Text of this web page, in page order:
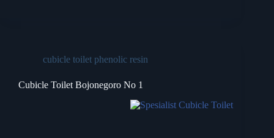
cubicle toilet phenolic resin
Cubicle Toilet Bojonegoro No 1